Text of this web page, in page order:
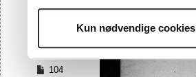
Kun nødvendige cookies
100
104